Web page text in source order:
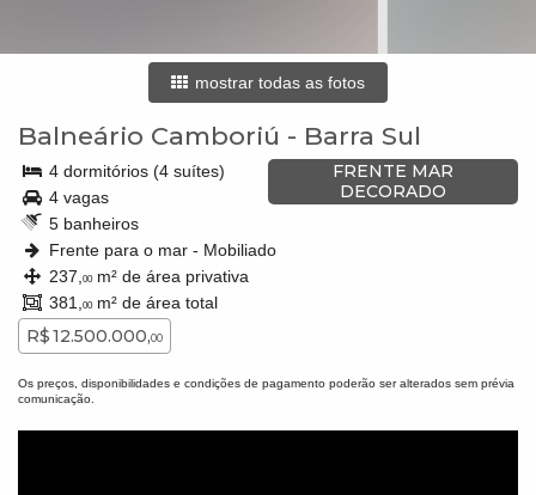
mostrar todas as fotos
Balneário Camboriú - Barra Sul
FRENTE MAR
DECORADO
4 dormitórios (4 suítes)
4 vagas
5 banheiros
Frente para o mar - Mobiliado
237, 00m² de área privativa
381,
00m² de área total
R$ 12.500.000,00
Os preços, disponibilidades e condições de pagamento poderão ser alterados sem prévia
comunicação.